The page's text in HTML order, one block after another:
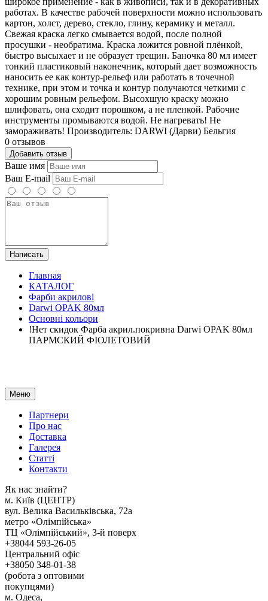
работах. В качестве рабочей поверхности можно использовать
картон, холст, дерево, стекло, глину, керамику и металл.
Свежая краска легко смывается водой, после полной
просушки - необратима. Краска ложится ровной плёнкой,
быстро высыхает и не образует трещин. Баночка 80 мл имеет
тонкий пластиковый наконечник, который дает возможность
наносить ее как контур-рельеф или работать в точечной
технике, при этом и точка и контур получаются четкими с
хорошим ровным рельефом. Высохшую краску можно
шлифовать, она сходит порошком, а не пленкой. Рабочие
инструменты промываются водой. Не нагревать! Не
замораживать! Производитель: DARWI (Дарви) Бельгия
0 отзывов
Добавить отзыв
Ваше имя
Ваш E-mail
Написать
Главная
КАТАЛОГ
Фарби акрилові
Darwi OPAK 80мл
Основні кольори
!Нет скидок Фарба акрил.покривна Darwi OPAK 80мл
ПАРМСКИЙ ФІОЛЕТОВИЙ
Меню
Партнери
Про нас
Доставка
Галерея
Статтi
Контакти
Як наc знайти?
м. Киïв (ЦЕНТР)
вул. Велика Васильківська, 72а
метро «Олімпійська»
ТЦ «Олімпійський», 3-й поверх
+38044 593-26-05
Центральний офіс
+38050 348-01-38
(робота з оптовими
покупцями)
м. Одеса,